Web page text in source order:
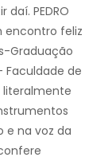
PEDRO
encontro feliz
Graduação
Faculdade de
literalmente
e na voz da